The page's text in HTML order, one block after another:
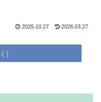
2025.10.27 2026.03.27